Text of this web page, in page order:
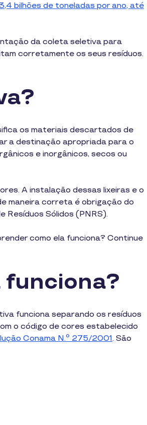
bilhões de toneladas por ano, até
da coleta seletiva para
corretamente os seus resíduos.
os materiais descartados de
a destinação apropriada para o
e inorgânicos, secos ou
A instalação dessas lixeiras e o
maneira correta é obrigação do
Resíduos Sólidos (PNRS).
como ela funciona? Continue
funciona?
funciona separando os resíduos
o código de cores estabelecido
Conama N.º 275/2001. São